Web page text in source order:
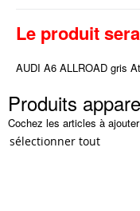
Le produit
AUDI A6 ALLROAD gris
Produits
Cochez les articles à
sélectionner tout